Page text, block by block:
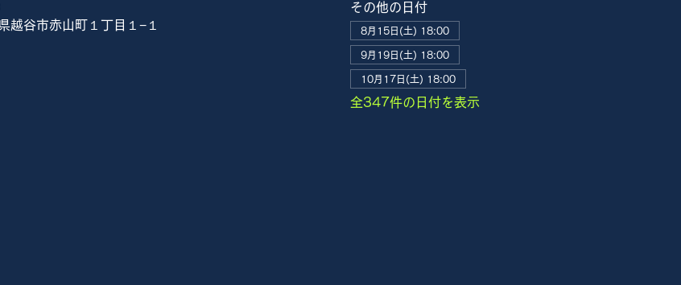
谷市赤山町１丁目１−１
その他の日付
8月15日(土) 18:00
9月19日(土) 18:00
10月17日(土) 18:00
全347件の日付を表示